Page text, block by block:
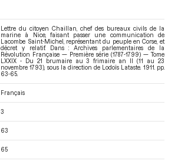
Lettre du citoyen Chaillan, chef des bureaux civils de la
marine à Nice, faisant passer une communication de
Lacombe Saint-Michel, représentant du peuple en Corse, et
décret y relatif. Dans : Archives parlementaires de la
Révolution Française — Première série (1787-1799) — Tome
LXXIX - Du 21 brumaire au 3 frimaire an II (11 au 23
novembre 1793) , sous la direction de Lodoïs Lataste. 1911. pp.
63-65.
Français
3
63
65